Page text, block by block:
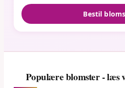
Bestil
Populære blomster - læs